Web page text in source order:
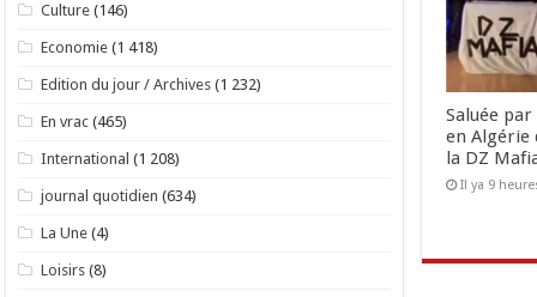
Saluée
en Algérie
la DZ
Il ya 9
Culture (146)
Economie (1 418)
Edition du jour / Archives (1 232)
En vrac (465)
International (1 208)
journal quotidien (634)
La Une (4)
Loisirs (8)